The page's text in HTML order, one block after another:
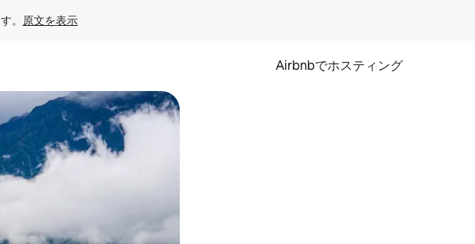
。 原文を表示
Airbnbでホスティング